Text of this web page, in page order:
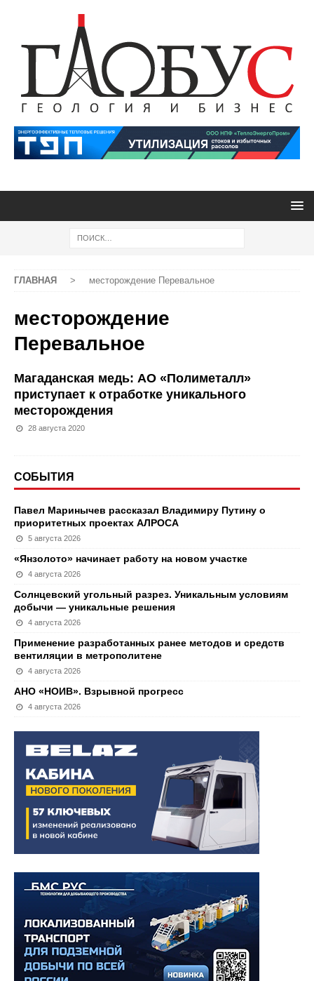
ГЛАВНАЯ > месторождение Перевальное
месторождение
Перевальное
Магаданская медь: АО «Полиметалл»
приступает к отработке уникального
месторождения
28 августа 2020
СОБЫТИЯ
Павел Маринычев рассказал Владимиру Путину о
приоритетных проектах АЛРОСА
5 августа 2026
«Янзолото» начинает работу на новом участке
4 августа 2026
Солнцевский угольный разрез. Уникальным условиям
добычи — уникальные решения
4 августа 2026
Применение разработанных ранее методов и средств
вентиляции в метрополитене
4 августа 2026
АНО «НОИВ». Взрывной прогресс
4 августа 2026